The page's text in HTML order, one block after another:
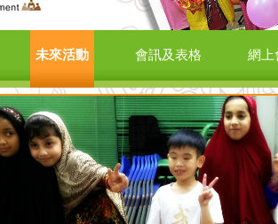
未來活動 會訊及表格 網上